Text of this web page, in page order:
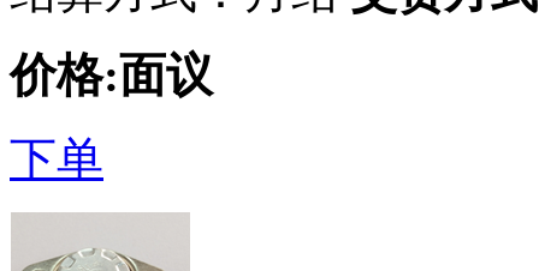
价格:面议
下单